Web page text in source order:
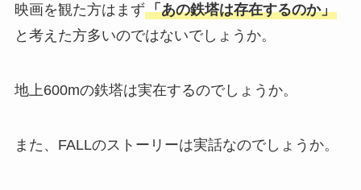
映画を観た方はまず「あの鉄塔は存在するのか」
と考えた方多いのではないでしょうか。
地上600mの鉄塔は実在するのでしょうか。
また、FALLのストーリーは実話なのでしょうか。